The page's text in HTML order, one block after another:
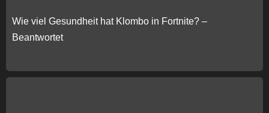
Wie viel Gesundheit hat Klombo in Fortnite? –
Beantwortet